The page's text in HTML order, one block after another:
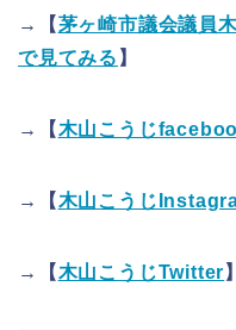
→【茅ヶ崎市議会議員
で見てみる 】
→【木山こうじ
→【木山こうじ
→【木山こうじTwitter 】